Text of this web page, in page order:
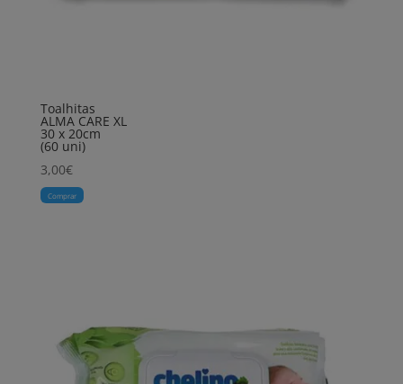
Toalhitas
ALMA CARE XL
30 x 20cm
(60 uni)
3,00€
Comprar